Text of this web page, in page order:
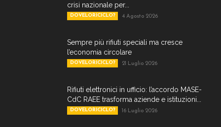
crisi nazionale per...
DOVELORICICLO? 4 Agosto 2026
Sempre più rifiuti speciali ma cresce
l’economia circolare
DOVELORICICLO? 21 Luglio 2026
Rifiuti elettronici in ufficio: l’accordo MASE-
CdC RAEE trasforma aziende e istituzioni...
DOVELORICICLO? 16 Luglio 2026